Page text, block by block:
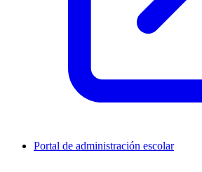
Portal de administración escolar